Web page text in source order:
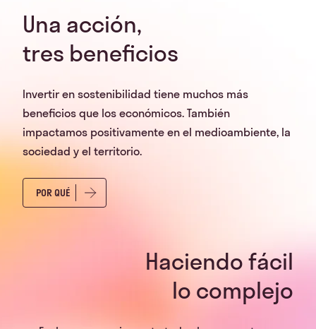
Una acción,
tres beneficios
Invertir en sostenibilidad tiene muchos más
beneficios que los económicos. También
impactamos positivamente en el medioambiente, la
sociedad y el territorio.
POR QUÉ
Haciendo fácil
lo complejo